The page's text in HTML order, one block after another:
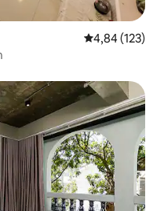
4,84 (123)